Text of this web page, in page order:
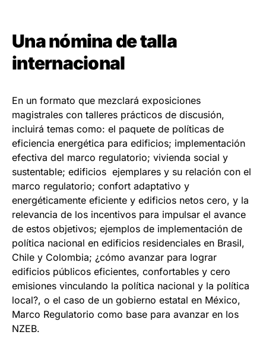
Una nómina de talla
internacional
En un formato que mezclará exposiciones
magistrales con talleres prácticos de discusión,
incluirá temas como: el paquete de políticas de
eficiencia energética para edificios; implementación
efectiva del marco regulatorio; vivienda social y
sustentable; edificios ejemplares y su relación con el
marco regulatorio; confort adaptativo y
energéticamente eficiente y edificios netos cero, y la
relevancia de los incentivos para impulsar el avance
de estos objetivos; ejemplos de implementación de
política nacional en edificios residenciales en Brasil,
Chile y Colombia; ¿cómo avanzar para lograr
edificios públicos eficientes, confortables y cero
emisiones vinculando la política nacional y la política
local?, o el caso de un gobierno estatal en México,
Marco Regulatorio como base para avanzar en los
NZEB.